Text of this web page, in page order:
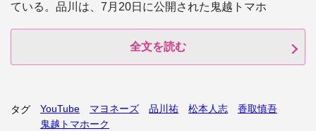
ている。品川は、7月20日に公開された鬼越トマホ
全文を読む
タグ YouTube マヨネーズ 品川祐 松本人志
香取慎吾
鬼越トマホーク